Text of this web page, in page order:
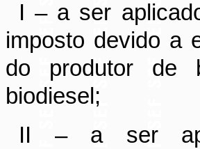
I – a ser
imposto devido a
do produtor de
biodiesel;
II – a ser